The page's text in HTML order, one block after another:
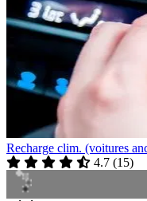
Recharge clim. (voitures
4.7 (15)